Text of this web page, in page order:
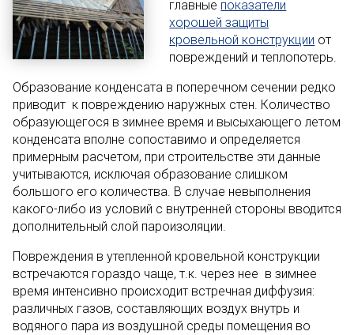
главные показатели
хорошей защиты
кровельной конструкции от
повреждений и теплопотерь.
Образование конденсата в поперечном сечении редко
приводит к повреждению наружных стен. Количество
образующегося в зимнее время и высыхающего летом
конденсата вполне сопоставимо и определяется
примерным расчетом, при строительстве эти данные
учитываются, исключая образование слишком
большого его количества. В случае невыполнения
какого-либо из условий с внутренней стороны вводится
дополнительный слой пароизоляции.
Повреждения в утепленной кровельной конструкции
встречаются гораздо чаще, т.к. через нее в зимнее
время интенсивно происходит встречная диффузия:
различных газов, составляющих воздух внутрь и
водяного пара из воздушной среды помещения во